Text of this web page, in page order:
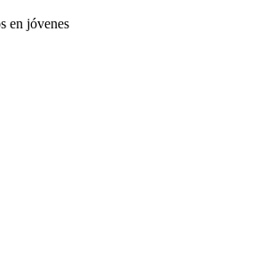
en jóvenes